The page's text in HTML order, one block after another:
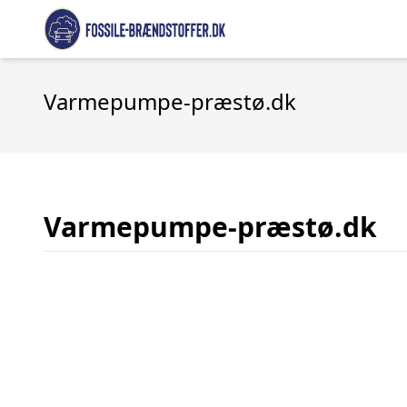
Varmepumpe-præstø.dk
Varmepumpe-præstø.dk